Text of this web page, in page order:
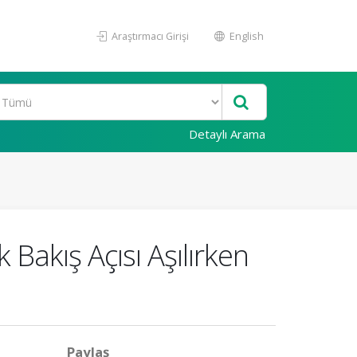
Araştırmacı Girişi English
Detaylı Arama
Açısı Aşılırken
Paylaş